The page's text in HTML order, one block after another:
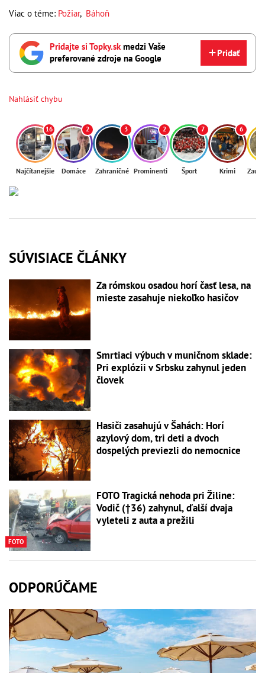
Viac o téme: Požiar, Báhoň
Pridajte si Topky.skmedzi Vaše
preferované zdroje na Google
Pridať
Nahlásiť chybu
16
Najčítanejšie
2
Domáce
3
Zahraničné
2
Prominenti
7
Šport
6
Krimi
SÚVISIACE ČLÁNKY
Za rómskou osadou horí časť lesa, na
mieste zasahuje niekoľko hasičov
Smrtiaci výbuch v muničnom sklade:
Pri explózii v Srbsku zahynul jeden
človek
Hasiči zasahujú v Šahách: Horí
azylový dom, tri deti a dvoch
dospelých previezli do nemocnice
FOTO
FOTO Tragická nehoda pri Žiline:
Vodič (†36) zahynul, ďalší dvaja
vyleteli z auta a prežili
ODPORÚČAME